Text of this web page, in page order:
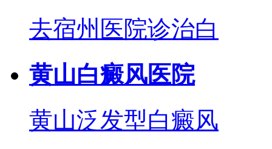
去宿州医院诊治白
黄山白癜风医院
黄山泛发型白癜风